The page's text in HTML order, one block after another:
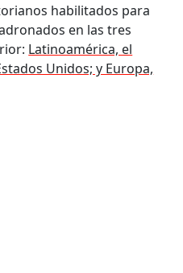
habilitados para
en las tres
Latinoamérica, el
Unidos; y Europa,